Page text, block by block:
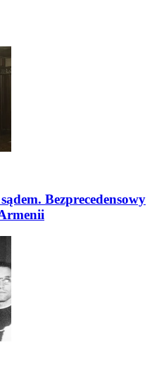
Bezprecedensowy